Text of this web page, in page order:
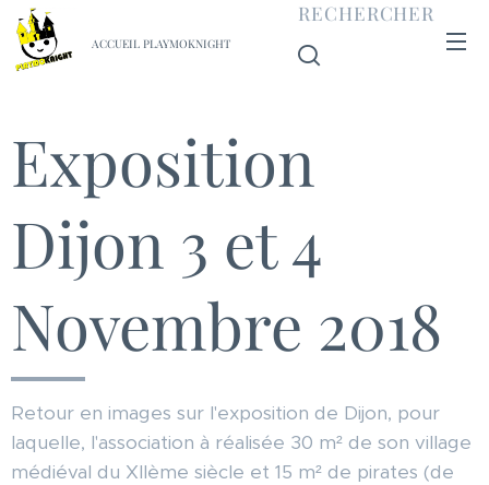
ACCUEIL PLAYMOKNIGHT
RECHERCHER
Exposition
Dijon 3 et 4
Novembre 2018
Retour en images sur l'exposition de Dijon, pour
laquelle, l'association à réalisée 30 m² de son village
médiéval du XIIème siècle et 15 m² de pirates (de